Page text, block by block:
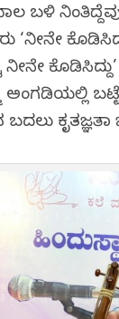
ಬಳಿ
‘ನೀನೇ
ನೀನೇ
ಅಂಗಡಿಯಲ್ಲಿ